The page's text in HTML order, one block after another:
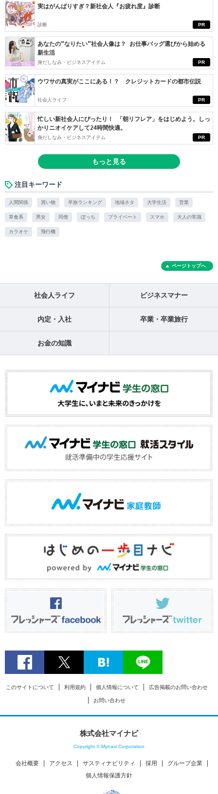
PR
実はがんばりすぎ？新社会人『お疲れ度』診断
診断
PR
あなたの“なりたい”社会人像は？ お仕事バッグ選びから始める
新生活
身だしなみ・ビジネスアイテム
PR
ウワサの真実がここにある！？ クレジットカードの都市伝説
社会人ライフ
PR
忙しい新社会人にぴったり！ 「朝リフレア」をはじめよう。しっ
かりニオイケアして24時間快適。
身だしなみ・ビジネスアイテム
もっと見る
注目キーワード
人間関係 買い物 卒旅ランキング 地域ネタ 大学生活 営業
草食系 男女 同僚 ぼっち プライベート スマホ 大人の常識
カラオケ 飛行機
ページトップへ
社会人ライフ ビジネスマナー
内定・入社 卒業・卒業旅行
お金の知識
このサイトについて 利用規約 個人情報について 広告掲載のお問い合わせ
お問い合わせ
株式会社マイナビ
Copyright © Mynavi Corporation
会社概要 アクセス サスティナビリティ 採用
グループ企業
個人情報保護方針